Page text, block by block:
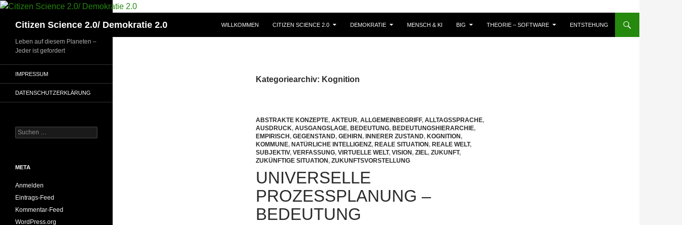
Zum
springenCitizen Science 2.0/ Demokratie 2.0 WILLKOMMEN CITIZEN SCIENCE 2.0 DEMOKRATIE MENSCH & KI BIG THEORIE – SOFTWARE ENTSTEHUNG
Kategoriearchiv: Kognition
ABSTRAKTE KONZEPTE, AKTEUR, ALLGEMEINBEGRIFF, ALLTAGSSPRACHE,
AUSDRUCK, AUSGANGSLAGE, BEDEUTUNG, BEDEUTUNGSHIERARCHIE,
EMPIRISCH, GEGENSTAND, GEHIRN, INNERER ZUSTAND, KOGNITION,
KOMMUNE, NATÜRLICHE INTELLIGENZ, REALE SITUATION, REALE WELT,
SUBJEKTIV, VERFASSUNG, VIRTUELLE WELT, VISION, ZIEL, ZUKUNFT,
ZUKÜNFTIGE SITUATION, ZUKUNFTSVORSTELLUNG
UNIVERSELLE
PROZESSPLANUNG –
BEDEUTUNG
Leben auf diesem Planeten –
Jeder ist gefordert
IMPRESSUM
DATENSCHUTZERKLÄRUNG
Suchen
nach:
META
Anmelden
Eintrags-Feed
Kommentar-Feed
WordPress.org